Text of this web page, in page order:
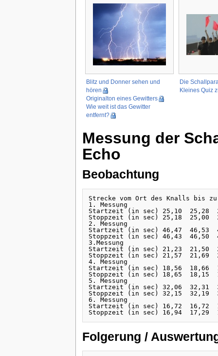
Blitz und Donner sehen und
hören
Originalton eines Gewitters
Wie weit ist das Gewitter
entfernt?
Die
Kleines Quiz
Messung der
Echo
Beobachtung
Strecke vom Ort des Knalls bis
1. Messung
Startzeit (in sec) 25,10  25,28
Stoppzeit (in sec) 25,18
2. Messung
Startzeit (in sec) 46,47  46,53
Stoppzeit (in sec) 46,43  46,50
3.Messung
Startzeit (in sec) 21,23  21,50
Stoppzeit (in sec) 21,57  21,69
4. Messung
Startzeit (in sec) 18,56  18,66
Stoppzeit (in sec) 18,65  18,15
5. Messung
Startzeit (in sec) 32,06  32,31
Stoppzeit (in sec) 32,15  32,19
6. Messung
Startzeit (in sec) 16,72  16,72
Folgerung /